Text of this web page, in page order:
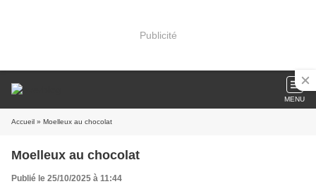
Publicité
MENU
Accueil » Moelleux au chocolat
Moelleux au chocolat
Publié le 25/10/2025 à 11:44